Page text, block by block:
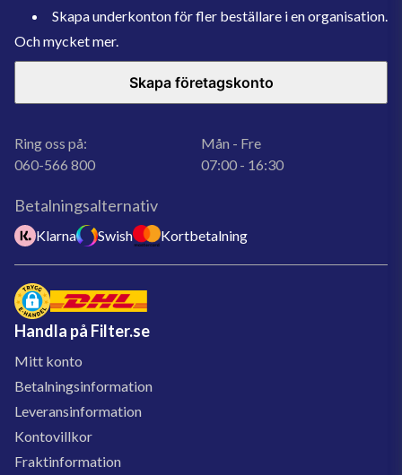
Skapa underkonton för fler beställare i en organisation.
Och mycket mer.
Skapa företagskonto
Ring oss på:
060-566 800
Mån - Fre
07:00 - 16:30
Betalningsalternativ
Klarna Swish Kortbetalning
Handla på Filter.se
Mitt konto
Betalningsinformation
Leveransinformation
Kontovillkor
Fraktinformation